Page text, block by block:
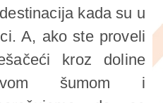
kada su u
A, ako ste proveli
kroz doline
šumom i